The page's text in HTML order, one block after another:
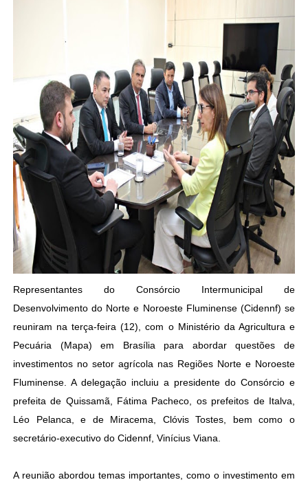
Representantes do Consórcio Intermunicipal de
Desenvolvimento do Norte e Noroeste Fluminense (Cidennf) se
reuniram na terça-feira (12), com o Ministério da Agricultura e
Pecuária (Mapa) em Brasília para abordar questões de
investimentos no setor agrícola nas Regiões Norte e Noroeste
Fluminense. A delegação incluiu a presidente do Consórcio e
prefeita de Quissamã, Fátima Pacheco, os prefeitos de Italva,
Léo Pelanca, e de Miracema, Clóvis Tostes, bem como o
secretário-executivo do Cidennf, Vinícius Viana.
A reunião abordou temas importantes, como o investimento em